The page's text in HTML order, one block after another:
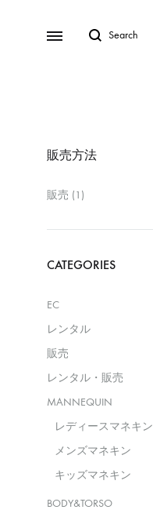
販売方法
販売 (1)
CATEGORIES
EC
レンタル
販売
レンタル・販売
MANNEQUIN
レディースマネキン
メンズマネキン
キッズマネキン
BODY&TORSO